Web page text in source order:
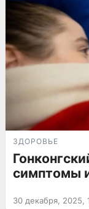
ЗДОРОВЬЕ
симптомы
30 декабря, 2025,